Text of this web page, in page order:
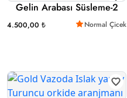
Gelin Arabası Süsleme-2
4.500,00 ₺ Normal Çicek